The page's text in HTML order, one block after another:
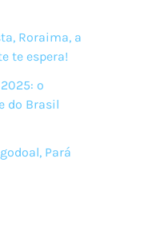
Roraima, a
te espera!
o
do Brasil
Pará